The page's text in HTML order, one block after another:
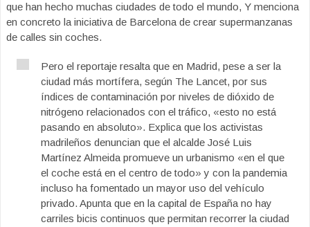
que han hecho muchas ciudades de todo el mundo, Y menciona
en concreto la iniciativa de Barcelona de crear supermanzanas
de calles sin coches.
Pero el reportaje resalta que en Madrid, pese a ser la
ciudad más mortífera, según The Lancet, por sus
índices de contaminación por niveles de dióxido de
nitrógeno relacionados con el tráfico, «esto no está
pasando en absoluto». Explica que los activistas
madrileños denuncian que el alcalde José Luis
Martínez Almeida promueve un urbanismo «en el que
el coche está en el centro de todo» y con la pandemia
incluso ha fomentado un mayor uso del vehículo
privado. Apunta que en la capital de España no hay
carriles bicis continuos que permitan recorrer la ciudad